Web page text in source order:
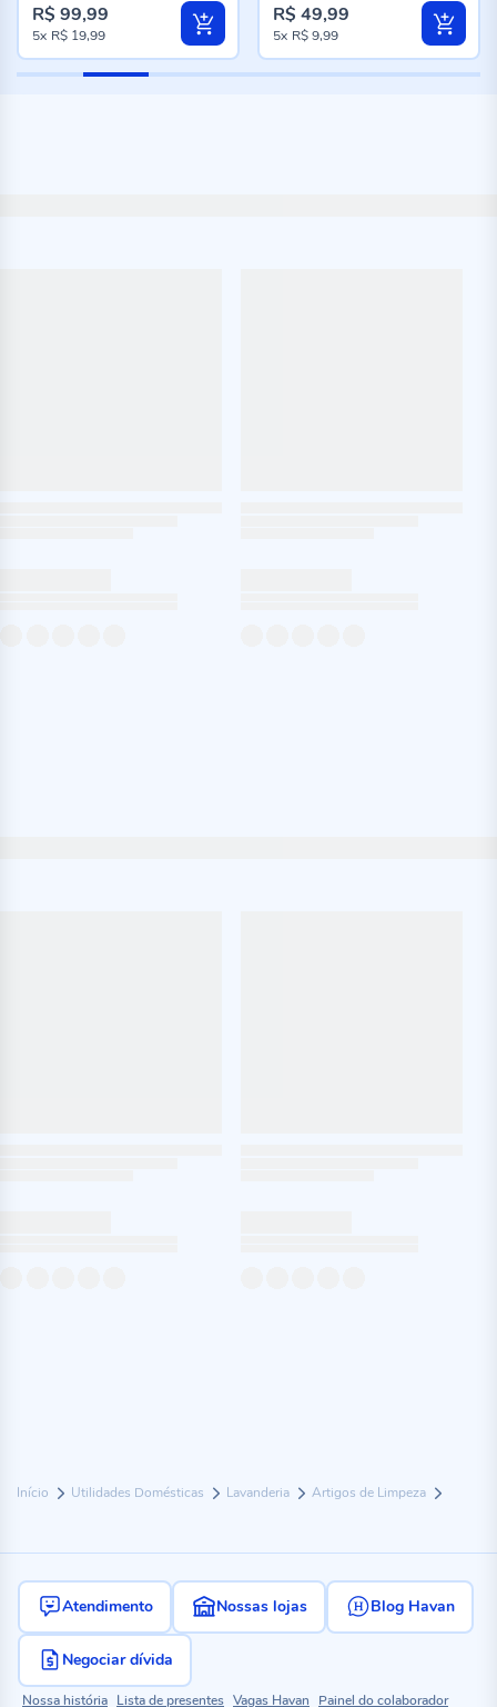
Início Utilidades Domésticas Lavanderia Artigos de Limpeza
R$ 99,99
5x R$ 19,99
R$ 49,99
5x R$ 9,99
Atendimento Nossas lojas Blog Havan
Negociar dívida
Nossa história Lista de presentes Vagas Havan Painel do colaborador